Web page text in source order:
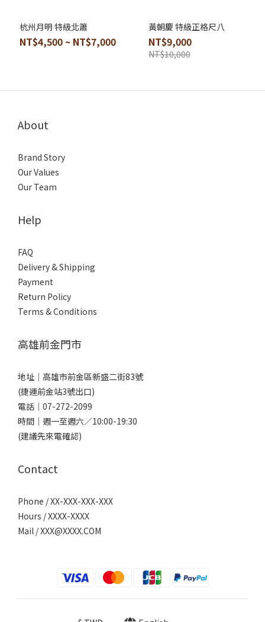
杭州月明 特級北簫
NT$4,500 ~ NT$7,000
黃朝慶 特級正格尺八
NT$9,000
NT$10,000
About
Brand Story
Our Values
Our Team
Help
FAQ
Delivery & Shipping
Payment
Return Policy
Terms & Conditions
高雄前金門市
地址｜ 高雄市前金區新盛二街83號
(捷運前金站3號出口)
電話｜ 07-272-2099
時間｜週一至週六／10:00-19:30
(建議先來電確認)
Contact
Phone / XX-XXX-XXX-XXX
Hours / XXXX-XXXX
Mail /XXX@XXXX.COM